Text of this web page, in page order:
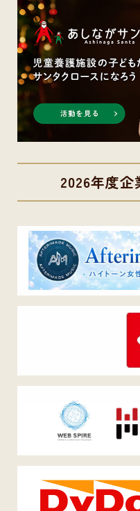
2026年度